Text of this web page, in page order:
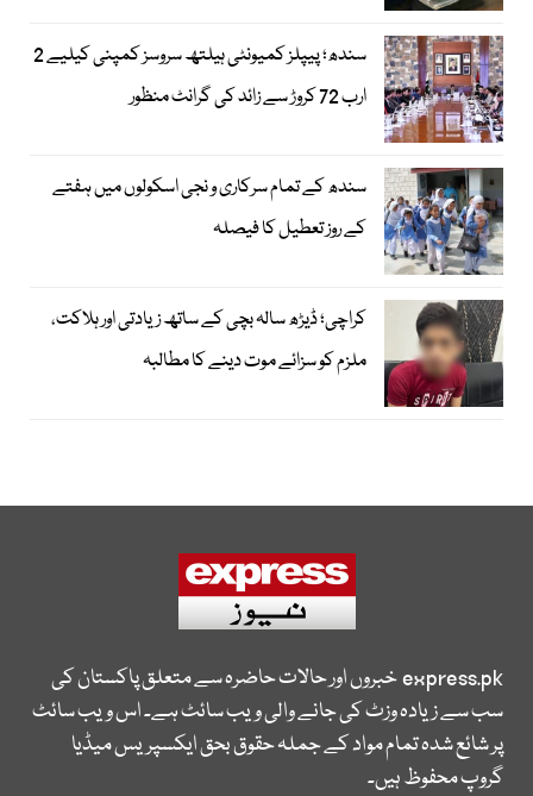
سندھ؛ پیپلز کمیونٹی ہیلتھ سروسز کمپنی کیلیے 2
ارب 72 کروڑ سے زائد کی گرانٹ منظور
سندھ کے تمام سرکاری و نجی اسکولوں میں ہفتے
کے روز تعطیل کا فیصلہ
کراچی؛ ڈیڑھ سالہ بچی کے ساتھ زیادتی اور ہلاکت،
ملزم کو سزائے موت دینے کا مطالبہ
express.pkخبروں اور حالات حاضرہ سے متعلق پاکستان کی
سب سے زیادہ وزٹ کی جانے والی ویب سائٹ ہے۔ اس ویب سائٹ
پر شائع شدہ تمام مواد کے جملہ حقوق بحق ایکسپریس میڈیا
گروپ محفوظ ہیں۔